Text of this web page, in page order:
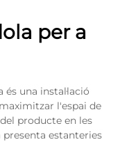
per a
una instal·lació
l'espai de
producte en les
estanteries